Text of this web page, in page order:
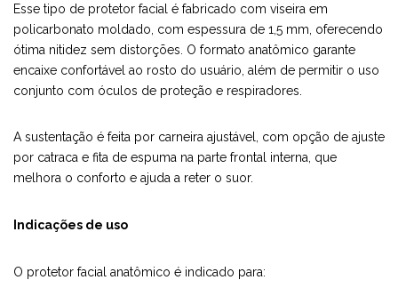
Esse tipo de protetor facial é fabricado com viseira em
policarbonato moldado, com espessura de 1,5 mm, oferecendo
ótima nitidez sem distorções. O formato anatômico garante
encaixe confortável ao rosto do usuário, além de permitir o uso
conjunto com óculos de proteção e respiradores.
A sustentação é feita por carneira ajustável, com opção de ajuste
por catraca e fita de espuma na parte frontal interna, que
melhora o conforto e ajuda a reter o suor.
Indicações de uso
O protetor facial anatômico é indicado para: